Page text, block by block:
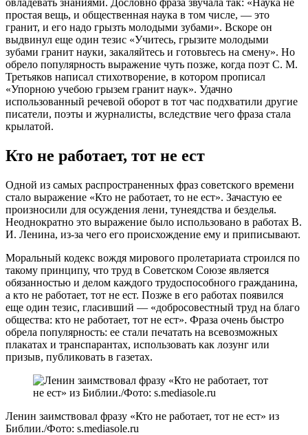
овладевать знаниями. Дословно фраза звучала так: «Наука не
простая вещь, и общественная наука в том числе, — это
гранит, и его надо грызть молодыми зубами». Вскоре он
выдвинул еще один тезис «Учитесь, грызите молодыми
зубами гранит науки, закаляйтесь и готовьтесь на смену». Но
обрело популярность выражение чуть позже, когда поэт С. М.
Третьяков написал стихотворение, в котором прописал
«Упорною учебою грызем гранит наук». Удачно
использованный речевой оборот в тот час подхватили другие
писатели, поэты и журналисты, вследствие чего фраза стала
крылатой.
Кто не работает, тот не ест
Одной из самых распространенных фраз советского времени
стало выражение «Кто не работает, то не ест». Зачастую ее
произносили для осуждения лени, тунеядства и безделья.
Неоднократно это выражение было использовано в работах В.
И. Ленина, из-за чего его происхождение ему и приписывают.
Моральный кодекс вождя мирового пролетариата строился по
такому принципу, что труд в Советском Союзе является
обязанностью и делом каждого трудоспособного гражданина,
а кто не работает, тот не ест. Позже в его работах появился
еще один тезис, гласивший — «добросовестный труд на благо
общества: кто не работает, тот не ест». Фраза очень быстро
обрела популярность: ее стали печатать на всевозможных
плакатах и транспарантах, использовать как лозунг или
призыв, публиковать в газетах.
Ленин заимствовал фразу «Кто не работает, тот не ест» из
Библии./Фото: s.mediasole.ru